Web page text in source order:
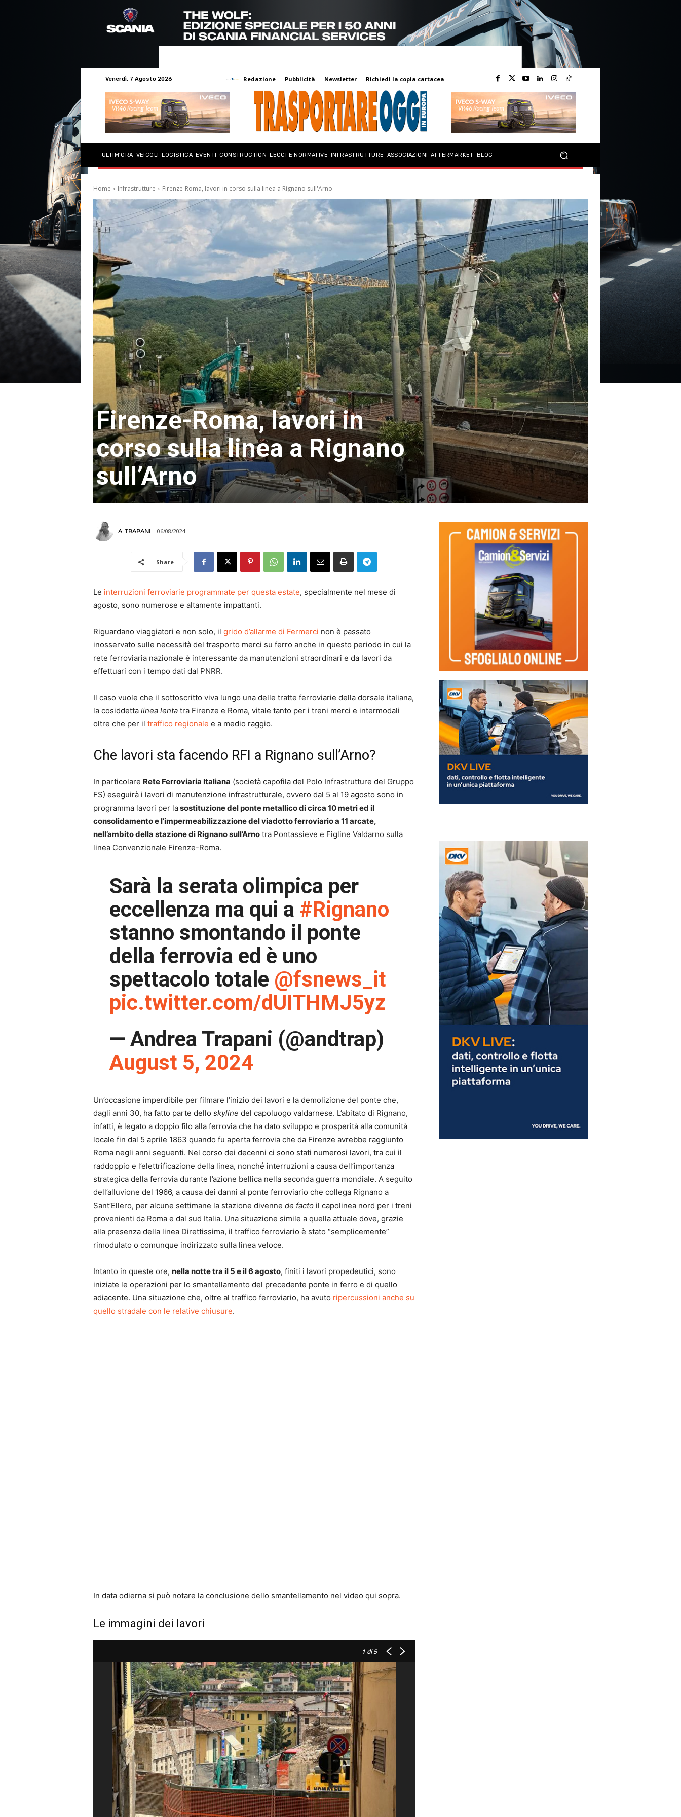
Venerdì, 7 Agosto 2026 Redazione Pubblicità Newsletter Richiedi la copia cartacea
ULTIM’ORA VEICOLI LOGISTICA EVENTI CONSTRUCTION LEGGI E NORMATIVE INFRASTRUTTURE ASSOCIAZIONI AFTERMARKET BLOG
Home Infrastrutture Firenze-Roma, lavori in corso sulla linea a Rignano sull'Arno
Firenze-Roma, lavori in
corso sulla linea a Rignano
sull’Arno
A. TRAPANI 06/08/2024
Share
Le interruzioni ferroviarie programmate per questa estate, specialmente nel mese di
agosto, sono numerose e altamente impattanti.
Riguardano viaggiatori e non solo, il grido d’allarme di Fermerci non è passato
inosservato sulle necessità del trasporto merci su ferro anche in questo periodo in cui la
rete ferroviaria nazionale è interessante da manutenzioni straordinari e da lavori da
effettuari con i tempo dati dal PNRR.
Il caso vuole che il sottoscritto viva lungo una delle tratte ferroviarie della dorsale italiana,
la cosiddetta linea lenta tra Firenze e Roma, vitale tanto per i treni merci e intermodali
oltre che per il traffico regionale e a medio raggio.
Che lavori sta facendo RFI a Rignano sull’Arno?
In particolare Rete Ferroviaria Italiana (società capofila del Polo Infrastrutture del Gruppo
FS) eseguirà i lavori di manutenzione infrastrutturale, ovvero dal 5 al 19 agosto sono in
programma lavori per lasostituzione del ponte metallico di circa 10 metri ed il
consolidamento e l’impermeabilizzazione del viadotto ferroviario a 11 arcate,
nell’ambito della stazione di Rignano sull’Arno tra Pontassieve e Figline Valdarno sulla
linea Convenzionale Firenze-Roma.
Sarà la serata olimpica per
eccellenza ma qui a #Rignano
stanno smontando il ponte
della ferrovia ed è uno
spettacolo totale @fsnews_it
pic.twitter.com/dUITHMJ5yz
— Andrea Trapani (@andtrap)
August 5, 2024
Un’occasione imperdibile per filmare l’inizio dei lavori e la demolizione del ponte che,
dagli anni 30, ha fatto parte dello skyline del capoluogo valdarnese. L’abitato di Rignano,
infatti, è legato a doppio filo alla ferrovia che ha dato sviluppo e prosperità alla comunità
locale fin dal 5 aprile 1863 quando fu aperta ferrovia che da Firenze avrebbe raggiunto
Roma negli anni seguenti. Nel corso dei decenni ci sono stati numerosi lavori, tra cui il
raddoppio e l’elettrificazione della linea, nonché interruzioni a causa dell’importanza
strategica della ferrovia durante l’azione bellica nella seconda guerra mondiale. A seguito
dell’alluvione del 1966, a causa dei danni al ponte ferroviario che collega Rignano a
Sant’Ellero, per alcune settimane la stazione divenne de facto il capolinea nord per i treni
provenienti da Roma e dal sud Italia. Una situazione simile a quella attuale dove, grazie
alla presenza della linea Direttissima, il traffico ferroviario è stato “semplicemente”
rimodulato o comunque indirizzato sulla linea veloce.
Intanto in queste ore, nella notte tra il 5 e il 6 agosto, finiti i lavori propedeutici, sono
iniziate le operazioni per lo smantellamento del precedente ponte in ferro e di quello
adiacente. Una situazione che, oltre al traffico ferroviario, ha avuto ripercussioni anche su
quello stradale con le relative chiusure.
In data odierna si può notare la conclusione dello smantellamento nel video qui sopra.
Le immagini dei lavori
1di 5